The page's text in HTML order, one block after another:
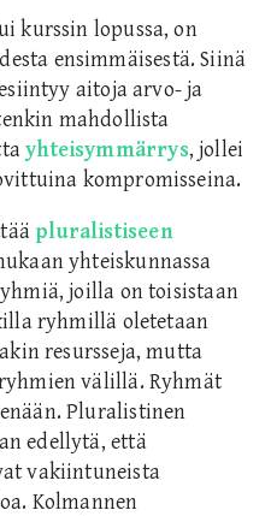
kurssin lopussa, on
ensimmäisestä. Siinä
aitoja arvo- ja
mahdollista
yhteisymmärrys, jollei
kompromisseina.
pluralistiseen
yhteiskunnassa
joilla on toisistaan
ryhmillä oletetaan
resursseja, mutta
välillä. Ryhmät
Pluralistinen
edellytä, että
vakiintuneista
Kolmannen